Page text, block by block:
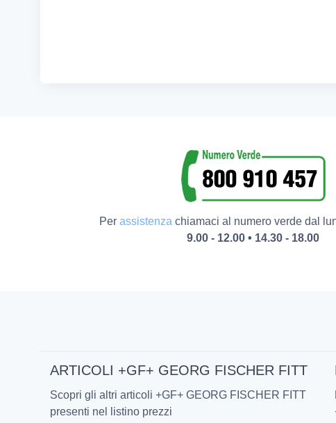
Per assistenzachiamaci al numero verde dal
9.00 - 12.00 • 14.30 - 18.00
ARTICOLI +GF+ GEORG FISCHER FITT
Scopri gli altri articoli +GF+ GEORG FISCHER FITT
presenti nel listino prezzi